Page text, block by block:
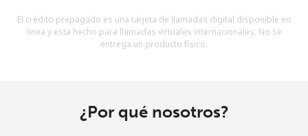
Términos y condiciones.
El crédito prepagado es una tarjeta de llamadas digital disponible en
línea y está hecho para llamadas virtuales internacionales. No se
entrega un producto físico.
¿Por qué nosotros?